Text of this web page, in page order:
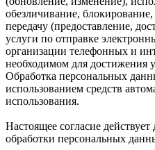
обезличивание,
передачу (предоставление,
услуги по отправке
организации телефонных и
необходимом для достижения
Обработка персональных
использованием средств
использования.
Настоящее согласие
обработки персональных